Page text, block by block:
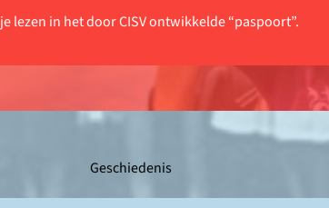
lezen in het door CISV ontwikkelde“paspoort”.
Geschiedenis